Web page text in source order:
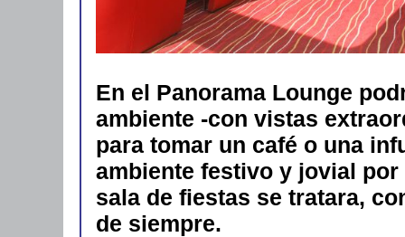
En el Panorama Lounge
ambiente -con vistas
para tomar un café o una
ambiente festivo y jovial
sala de fiestas se tratara,
de siempre.